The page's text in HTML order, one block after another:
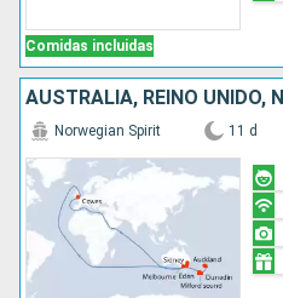
Comidas incluidas
Norwegian Spirit 11 d